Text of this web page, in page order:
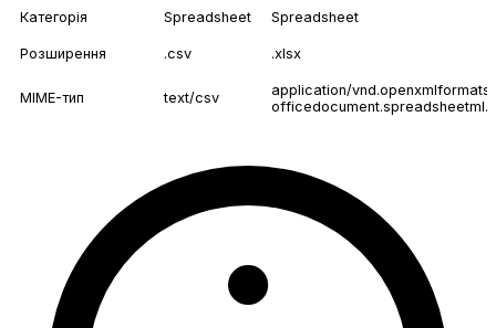
Категорія Spreadsheet Spreadsheet
Розширення .csv .xlsx
MIME-тип text/csv
application/vnd.openxmlformats-